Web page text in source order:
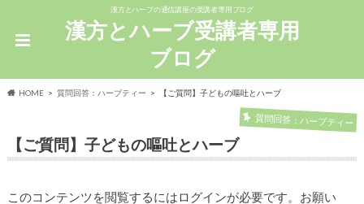
漢方とハーブの通信講座の受講者専用ブログ
漢方とハーブ受講者専用
ブログ
HOME 質問回答：ハーブティー 【ご質問】子どもの嘔吐とハーブ
質問回答：ハーブティー
【ご質問】子どもの嘔吐とハーブ
このコンテンツを閲覧するにはログインが必要です。お願い